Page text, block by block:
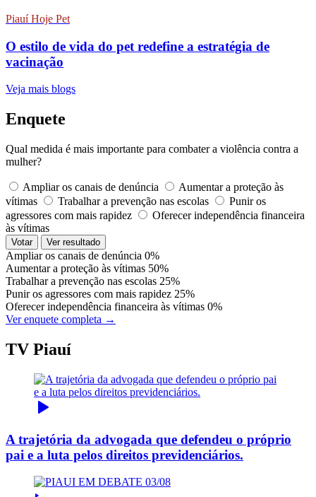
Piauí Hoje Pet
O estilo de vida do pet redefine a estratégia de
vacinação
Veja mais blogs
Enquete
Qual medida é mais importante para combater a violência contra a
mulher?
Ampliar os canais de denúncia
Aumentar a proteção às
vítimas
Trabalhar a prevenção nas escolas
Punir os
agressores com mais rapidez
Oferecer independência financeira
às vítimas
Votar Ver resultado
Ampliar os canais de denúncia 0%
Aumentar a proteção às vítimas 50%
Trabalhar a prevenção nas escolas 25%
Punir os agressores com mais rapidez 25%
Oferecer independência financeira às vítimas 0%
Ver enquete completa →
TV Piauí
A trajetória da advogada que defendeu o próprio
pai e a luta pelos direitos previdenciários.